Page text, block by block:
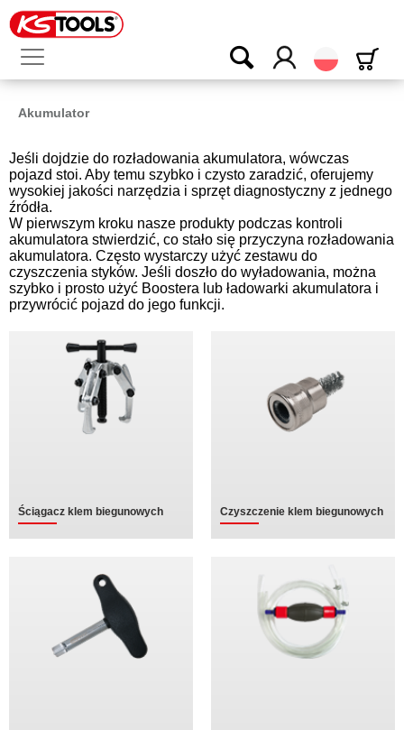
Polski
Akumulator
Jeśli dojdzie do rozładowania akumulatora, wówczas
pojazd stoi. Aby temu szybko i czysto zaradzić, oferujemy
wysokiej jakości narzędzia i sprzęt diagnostyczny z jednego
źródła.
W pierwszym kroku nasze produkty podczas kontroli
akumulatora stwierdzić, co stało się przyczyna rozładowania
akumulatora. Często wystarczy użyć zestawu do
czyszczenia styków. Jeśli doszło do wyładowania, można
szybko i prosto użyć Boostera lub ładowarki akumulatora i
przywrócić pojazd do jego funkcji.
Ściągacz klem biegunowych Czyszczenie klem biegunowych